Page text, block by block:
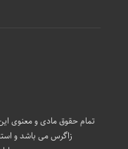
تمام حقوق مادی و معنوی
زاگرس می باشد و